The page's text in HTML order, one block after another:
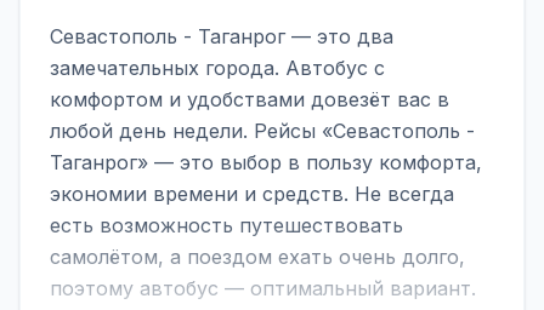
Севастополь - Таганрог — это два
замечательных города. Автобус с
комфортом и удобствами довезёт вас в
любой день недели. Рейсы «Севастополь -
Таганрог» — это выбор в пользу комфорта,
экономии времени и средств. Не всегда
есть возможность путешествовать
самолётом, а поездом ехать очень долго,
поэтому автобус — оптимальный вариант.